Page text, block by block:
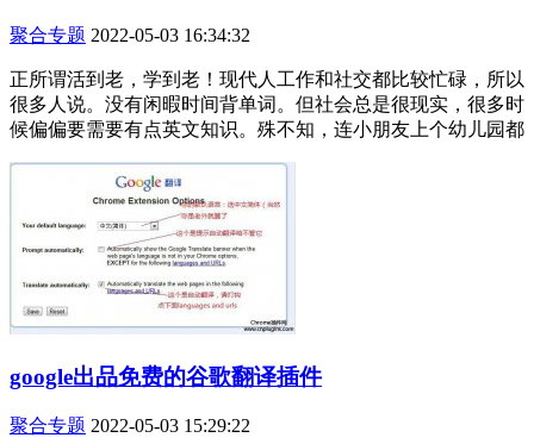
聚合专题 2022-05-03 16:34:32
正所谓活到老，学到老！现代人工作和社交都比较忙碌，所以
很多人说。没有闲暇时间背单词。但社会总是很现实，很多时
候偏偏要需要有点英文知识。殊不知，连小朋友上个幼儿园都
google出品免费的谷歌翻译插件
聚合专题 2022-05-03 15:29:22